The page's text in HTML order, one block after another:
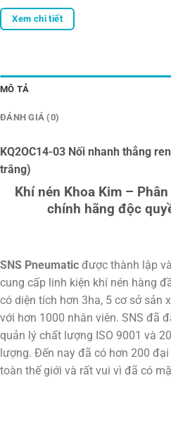
Xem chi tiết
MÔ TẢ
ĐÁNH GIÁ (0)
KQ2OC14-03 Nối nhanh thẳng
trắng)
Khí nén Khoa Kim –
chính hãng độc
SNS Pneumatic được thành lập
cung cấp linh kiện khí nén hàng
có diện tích hơn 3ha, 5 cơ sở sản
với hơn 1000 nhân viên. SNS đã
quản lý chất lượng ISO 9001 và
lượng. Đến nay đã có hơn 200
toàn thế giới và rất vui vì đã có